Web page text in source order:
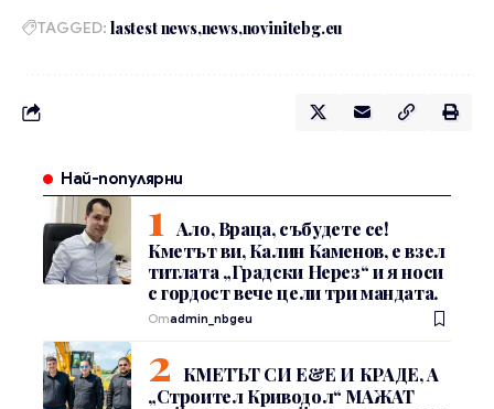
TAGGED: lastest news news novinitebg.eu
Най-популярни
Ало, Враца, събудете се!
Кметът ви, Калин Каменов, е взел
титлата „Градски Нерез“ и я носи
с гордост вече цели три мандата.
Отadmin_nbgeu
КМЕТЪТ СИ Е&Е И КРАДЕ, А
„Строител Криводол“ МАЖАТ